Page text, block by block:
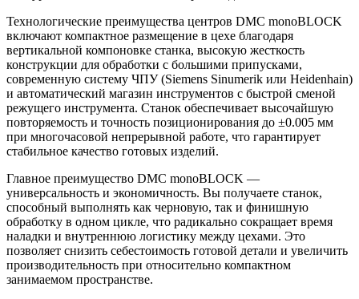
Технологические преимущества центров DMC monoBLOCK
включают компактное размещение в цехе благодаря
вертикальной компоновке станка, высокую жесткость
конструкции для обработки с большими припусками,
современную систему ЧПУ (Siemens Sinumerik или Heidenhain)
и автоматический магазин инструментов с быстрой сменой
режущего инструмента. Станок обеспечивает высочайшую
повторяемость и точность позиционирования до ±0.005 мм
при многочасовой непрерывной работе, что гарантирует
стабильное качество готовых изделий.
Главное преимущество DMC monoBLOCK —
универсальность и экономичность. Вы получаете станок,
способный выполнять как черновую, так и финишную
обработку в одном цикле, что радикально сокращает время
наладки и внутреннюю логистику между цехами. Это
позволяет снизить себестоимость готовой детали и увеличить
производительность при относительно компактном
занимаемом пространстве.